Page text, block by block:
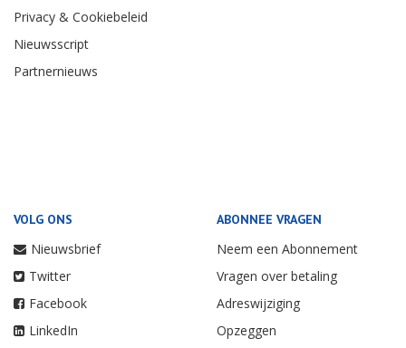
Privacy & Cookiebeleid
Nieuwsscript
Partnernieuws
VOLG ONS
Nieuwsbrief
Twitter
Facebook
LinkedIn
ABONNEE VRAGEN
Neem een Abonnement
Vragen over betaling
Adreswijziging
Opzeggen